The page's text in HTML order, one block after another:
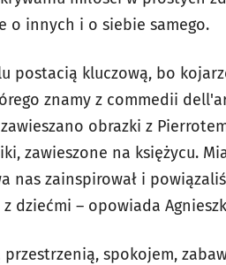
o innych i o siebie samego.
postacią kluczową, bo
znamy z commedii
obrazki z
zawieszone na księżycu.
nas zainspirował i
dziećmi – opowiada
spokojem,